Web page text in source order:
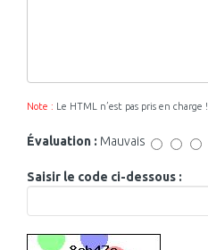
Note : Le HTML n’est pas pris en charge !
Évaluation : Mauvais
Saisir le code ci-dessous :